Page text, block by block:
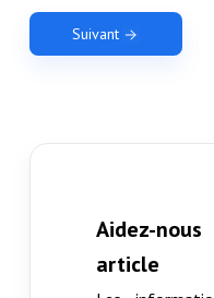
Suivant
Aidez-
article